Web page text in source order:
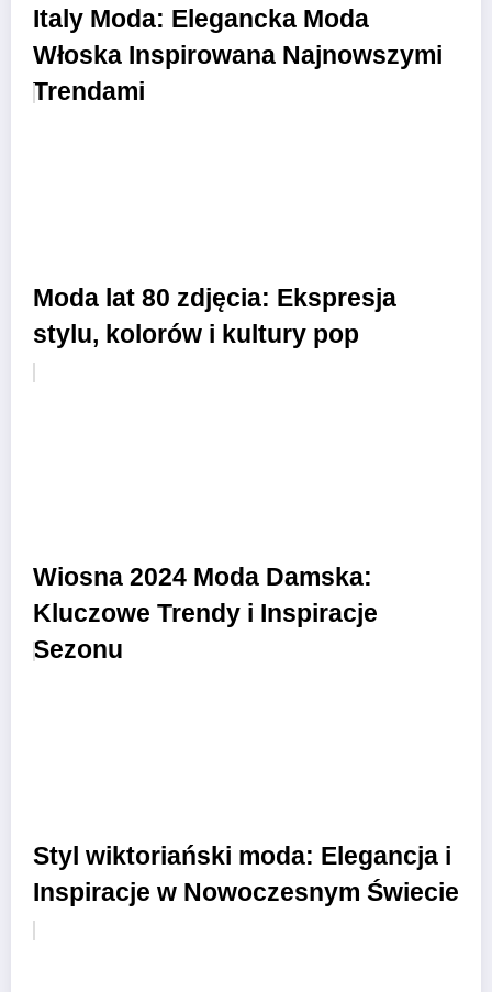
Italy Moda: Elegancka Moda
Włoska Inspirowana Najnowszymi
Trendami
Moda lat 80 zdjęcia: Ekspresja
stylu, kolorów i kultury pop
Wiosna 2024 Moda Damska:
Kluczowe Trendy i Inspiracje
Sezonu
Styl wiktoriański moda: Elegancja i
Inspiracje w Nowoczesnym Świecie